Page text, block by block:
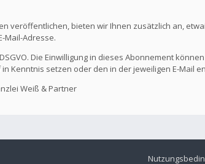
veröffentlichen, bieten wir Ihnen zusätzlich an,
Mail-Adresse.
Die Einwilligung in dieses Abonnement
Kenntnis setzen oder den in der jeweiligen E-Mail
Weiß & Partner